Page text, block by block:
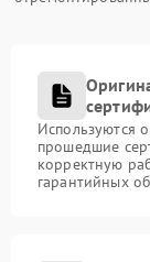
Используются
прошедшие
корректную
гарантийных